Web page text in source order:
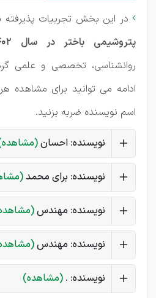
 در این بخش تجربیات
پتروشیمی باختر در سال 1402
روانشناسی، تخصصی و علمی
ادامه می توانید برای مشاهده
اسم نویسنده ضربه بزنید.
نویسنده: احسان
نویسنده: برای محمد
نویسنده: مهندس
نویسنده: مهندس
نویسنده: . (مشاهده)